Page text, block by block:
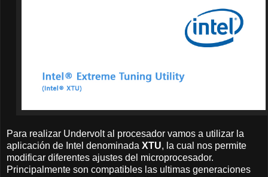
Para realizar Undervolt al procesador vamos a utilizar la
aplicación de Intel denominada XTU, la cual nos permite
modificar diferentes ajustes del microprocesador.
Principalmente son compatibles las ultimas generaciones